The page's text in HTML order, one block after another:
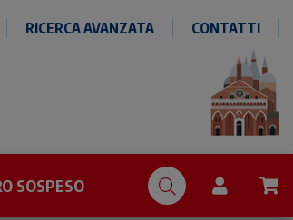
RICERCA AVANZATA CONTATTI
SOSPESO